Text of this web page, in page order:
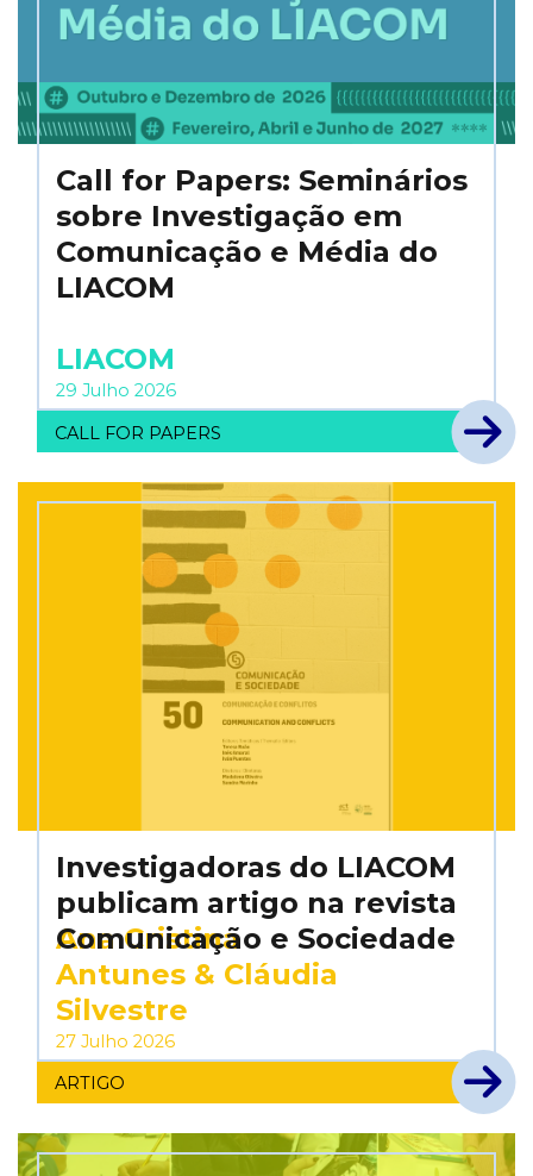
Call for Papers: Seminários
sobre Investigação em
Comunicação e Média do
LIACOM
LIACOM
29 Julho 2026
CALL FOR PAPERS
Investigadoras do LIACOM
publicam artigo na revista
Comunicação e Sociedade
Ana Cristina
Antunes & Cláudia
Silvestre
27 Julho 2026
ARTIGO